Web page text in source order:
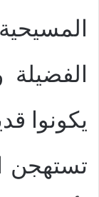
يكونوا
تستهجن